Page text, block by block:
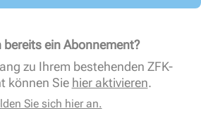
bereits ein Abonnement?
zu Ihrem bestehenden ZFK-
können Sie hier aktivieren.
Sie sich hier an.